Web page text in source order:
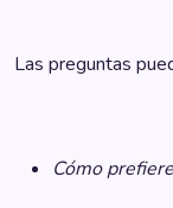
Las preguntas
Cómo